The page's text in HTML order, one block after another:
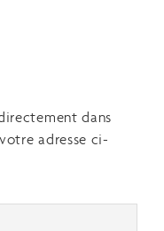
dans
adresse ci-